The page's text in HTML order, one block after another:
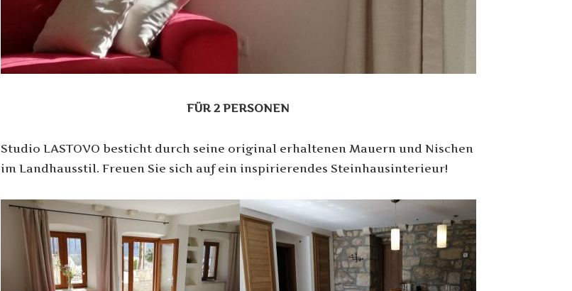
FÜR 2 PERSONEN
Studio LASTOVO besticht durch seine original erhaltenen Mauern und Nischen
im Landhausstil. Freuen Sie sich auf ein inspirierendes Steinhausinterieur!